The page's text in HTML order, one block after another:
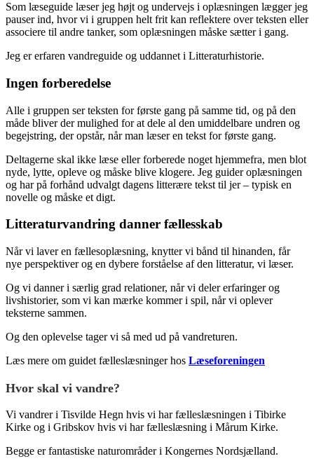
Som læseguide læser jeg højt og undervejs i oplæsningen lægger jeg
pauser ind, hvor vi i gruppen helt frit kan reflektere over teksten eller
associere til andre tanker, som oplæsningen måske sætter i gang.
Jeg er erfaren vandreguide og uddannet i Litteraturhistorie.
Ingen forberedelse
Alle i gruppen ser teksten for første gang på samme tid, og på den
måde bliver der mulighed for at dele al den umiddelbare undren og
begejstring, der opstår, når man læser en tekst for første gang.
Deltagerne skal ikke læse eller forberede noget hjemmefra, men blot
nyde, lytte, opleve og måske blive klogere. Jeg guider oplæsningen
og har på forhånd udvalgt dagens litterære tekst til jer – typisk en
novelle og måske et digt.
Litteraturvandring danner fællesskab
Når vi laver en fællesoplæsning, knytter vi bånd til hinanden, får
nye perspektiver og en dybere forståelse af den litteratur, vi læser.
Og vi danner i særlig grad relationer, når vi deler erfaringer og
livshistorier, som vi kan mærke kommer i spil, når vi oplever
teksterne sammen.
Og den oplevelse tager vi så med ud på vandreturen.
Læs mere om guidet fælleslæsninger hos Læseforeningen
Hvor skal vi vandre?
Vi vandrer i Tisvilde Hegn hvis vi har fælleslæsningen i Tibirke
Kirke og i Gribskov hvis vi har fælleslæsning i Mårum Kirke.
Begge er fantastiske naturområder i Kongernes Nordsjælland.